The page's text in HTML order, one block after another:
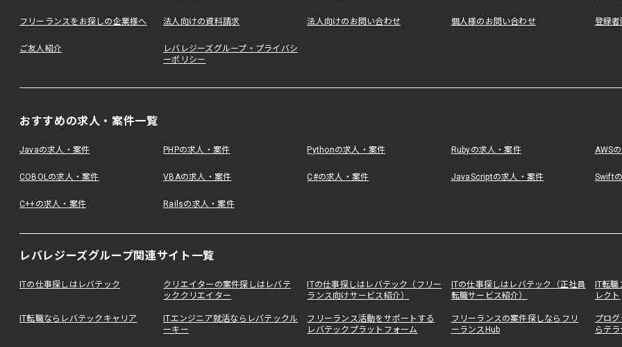
フリーランスをお探しの企業様へ 法人向けの資料請求 法人向けのお問い合わせ 個人様のお問い合わせ 登録者
ご友人紹介
レバレジーズグループ・プライバシ
ーポリシー
おすすめの求人・案件一覧
Javaの求人・案件 PHPの求人・案件 Pythonの求人・案件 Rubyの求人・案件 AWS
COBOLの求人・案件 VBAの求人・案件 C#の求人・案件 JavaScriptの求人・案件 Swift
C++の求人・案件 Railsの求人・案件
レバレジーズグループ関連サイト一覧
ITの仕事探しはレバテック
クリエイターの案件探しはレバテ
ッククリエイター
ITの仕事探しはレバテック（フリー
ランス向けサービス紹介）
ITの仕事探しはレバテック（正社員
転職サービス紹介）
IT転
レクト
IT転職ならレバテックキャリア
ITエンジニア就活ならレバテックル
ーキー
フリーランス活動をサポートする
レバテックプラットフォーム
フリーランスの案件探しならフリ
ーランスHub
プロ
らテ